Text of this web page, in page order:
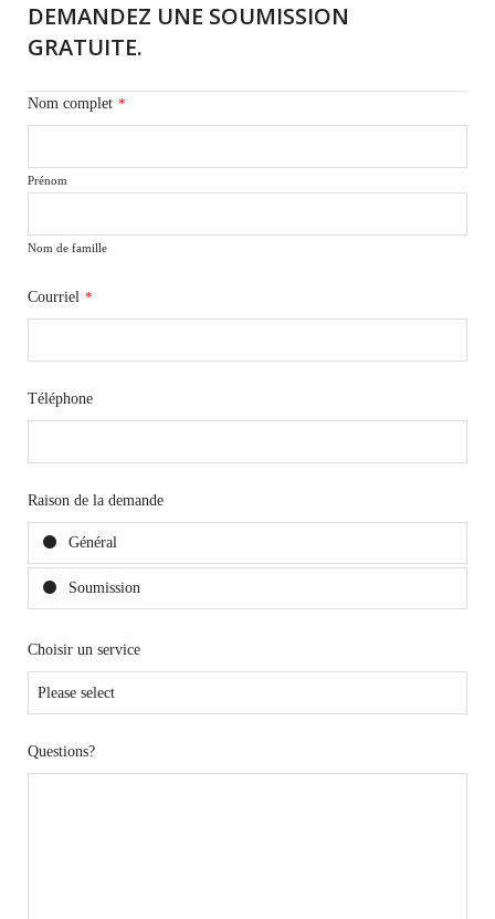
DEMANDEZ UNE SOUMISSION
GRATUITE.
Nom complet *
Prénom
Nom de famille
Courriel *
Téléphone
Raison de la demande
Général
Soumission
Choisir un service
Questions?